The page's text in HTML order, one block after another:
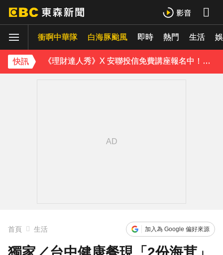
衝啊中華隊 白海豚颱風 即時 熱門 生活
快訊
下載東森App，隨時掌握天下大小事！
《理財達人秀》X 安聯投信免費講座報名中！搶先卡位 2027
15年摯愛離世！唐綺陽頭七驚見「驚人畫面」感動喊：真不是蓋的
首頁 生活 加入為 Google 偏好來源